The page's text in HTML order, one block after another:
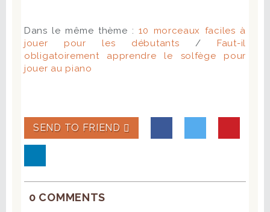
Dans le même thème :10 morceaux faciles à
jouer pour les débutants /
Faut-il
obligatoirement apprendre le solfège pour
jouer au piano
SEND TO FRIEND
0 COMMENTS